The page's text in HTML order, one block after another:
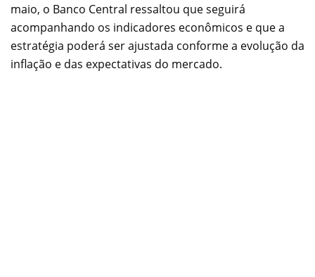
maio, o Banco Central ressaltou que seguirá
acompanhando os indicadores econômicos e que a
estratégia poderá ser ajustada conforme a evolução da
inflação e das expectativas do mercado.